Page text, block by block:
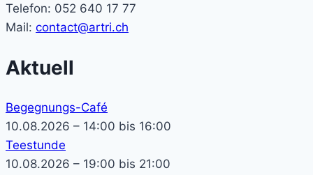
Telefon: 052 640 17 77
Mail: contact@artri.ch
Aktuell
Begegnungs-Café
10.08.2026 – 14:00 bis 16:00
Teestunde
10.08.2026 – 19:00 bis 21:00